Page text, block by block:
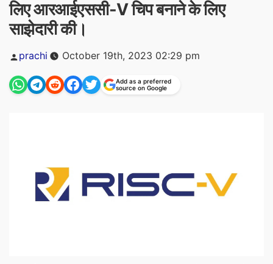
लिए आरआईएससी-V चिप बनाने के लिए
साझेदारी की।
Posted
by
prachi October 19th, 2023 02:29 pm
Add as a preferred
source on Google